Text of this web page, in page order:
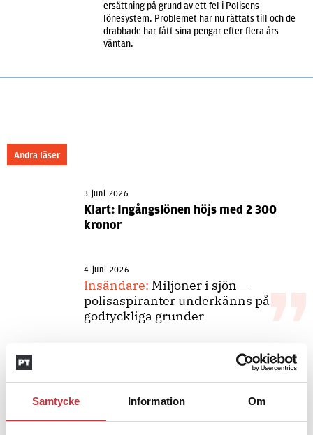
Samtycke Information Om
ersättning på grund av ett fel i Polisens
lönesystem. Problemet har nu rättats till och de
drabbade har fått sina pengar efter flera års
väntan.
Andra läser
3 juni 2026
Klart: Ingångslönen höjs med 2 300
kronor
4 juni 2026
Insändare: Miljoner i sjön –
polisaspiranter underkänns på
godtyckliga grunder
Jens Mårtensson:Snart 20 år i tjänst
– nu ska han lära sig grunderna